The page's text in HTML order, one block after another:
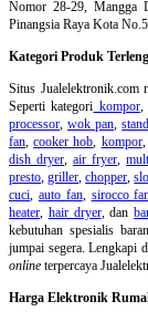
Nomor 28-29, Mangga
Pinangsia Raya Kota
Kategori Produk
Situs Jualelektronik.com
Seperti kategori kompor
processor,wok pan,
fan,cooker hob, kompor,
dish dryer,air fryer,
presto,griller,chopper,
cuci, auto fan, sirocco
heater, hair dryer, dan
kebutuhan spesialis
jumpai segera. Lengkapi
online terpercaya
Harga Elektronik